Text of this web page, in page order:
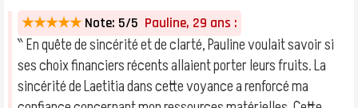
★★★★★ Note: 5/5 Pauline, 29 ans :
‶ En quête de sincérité et de clarté, Pauline voulait savoir si
ses choix financiers récents allaient porter leurs fruits. La
sincérité de Laetitia dans cette voyance a renforcé ma